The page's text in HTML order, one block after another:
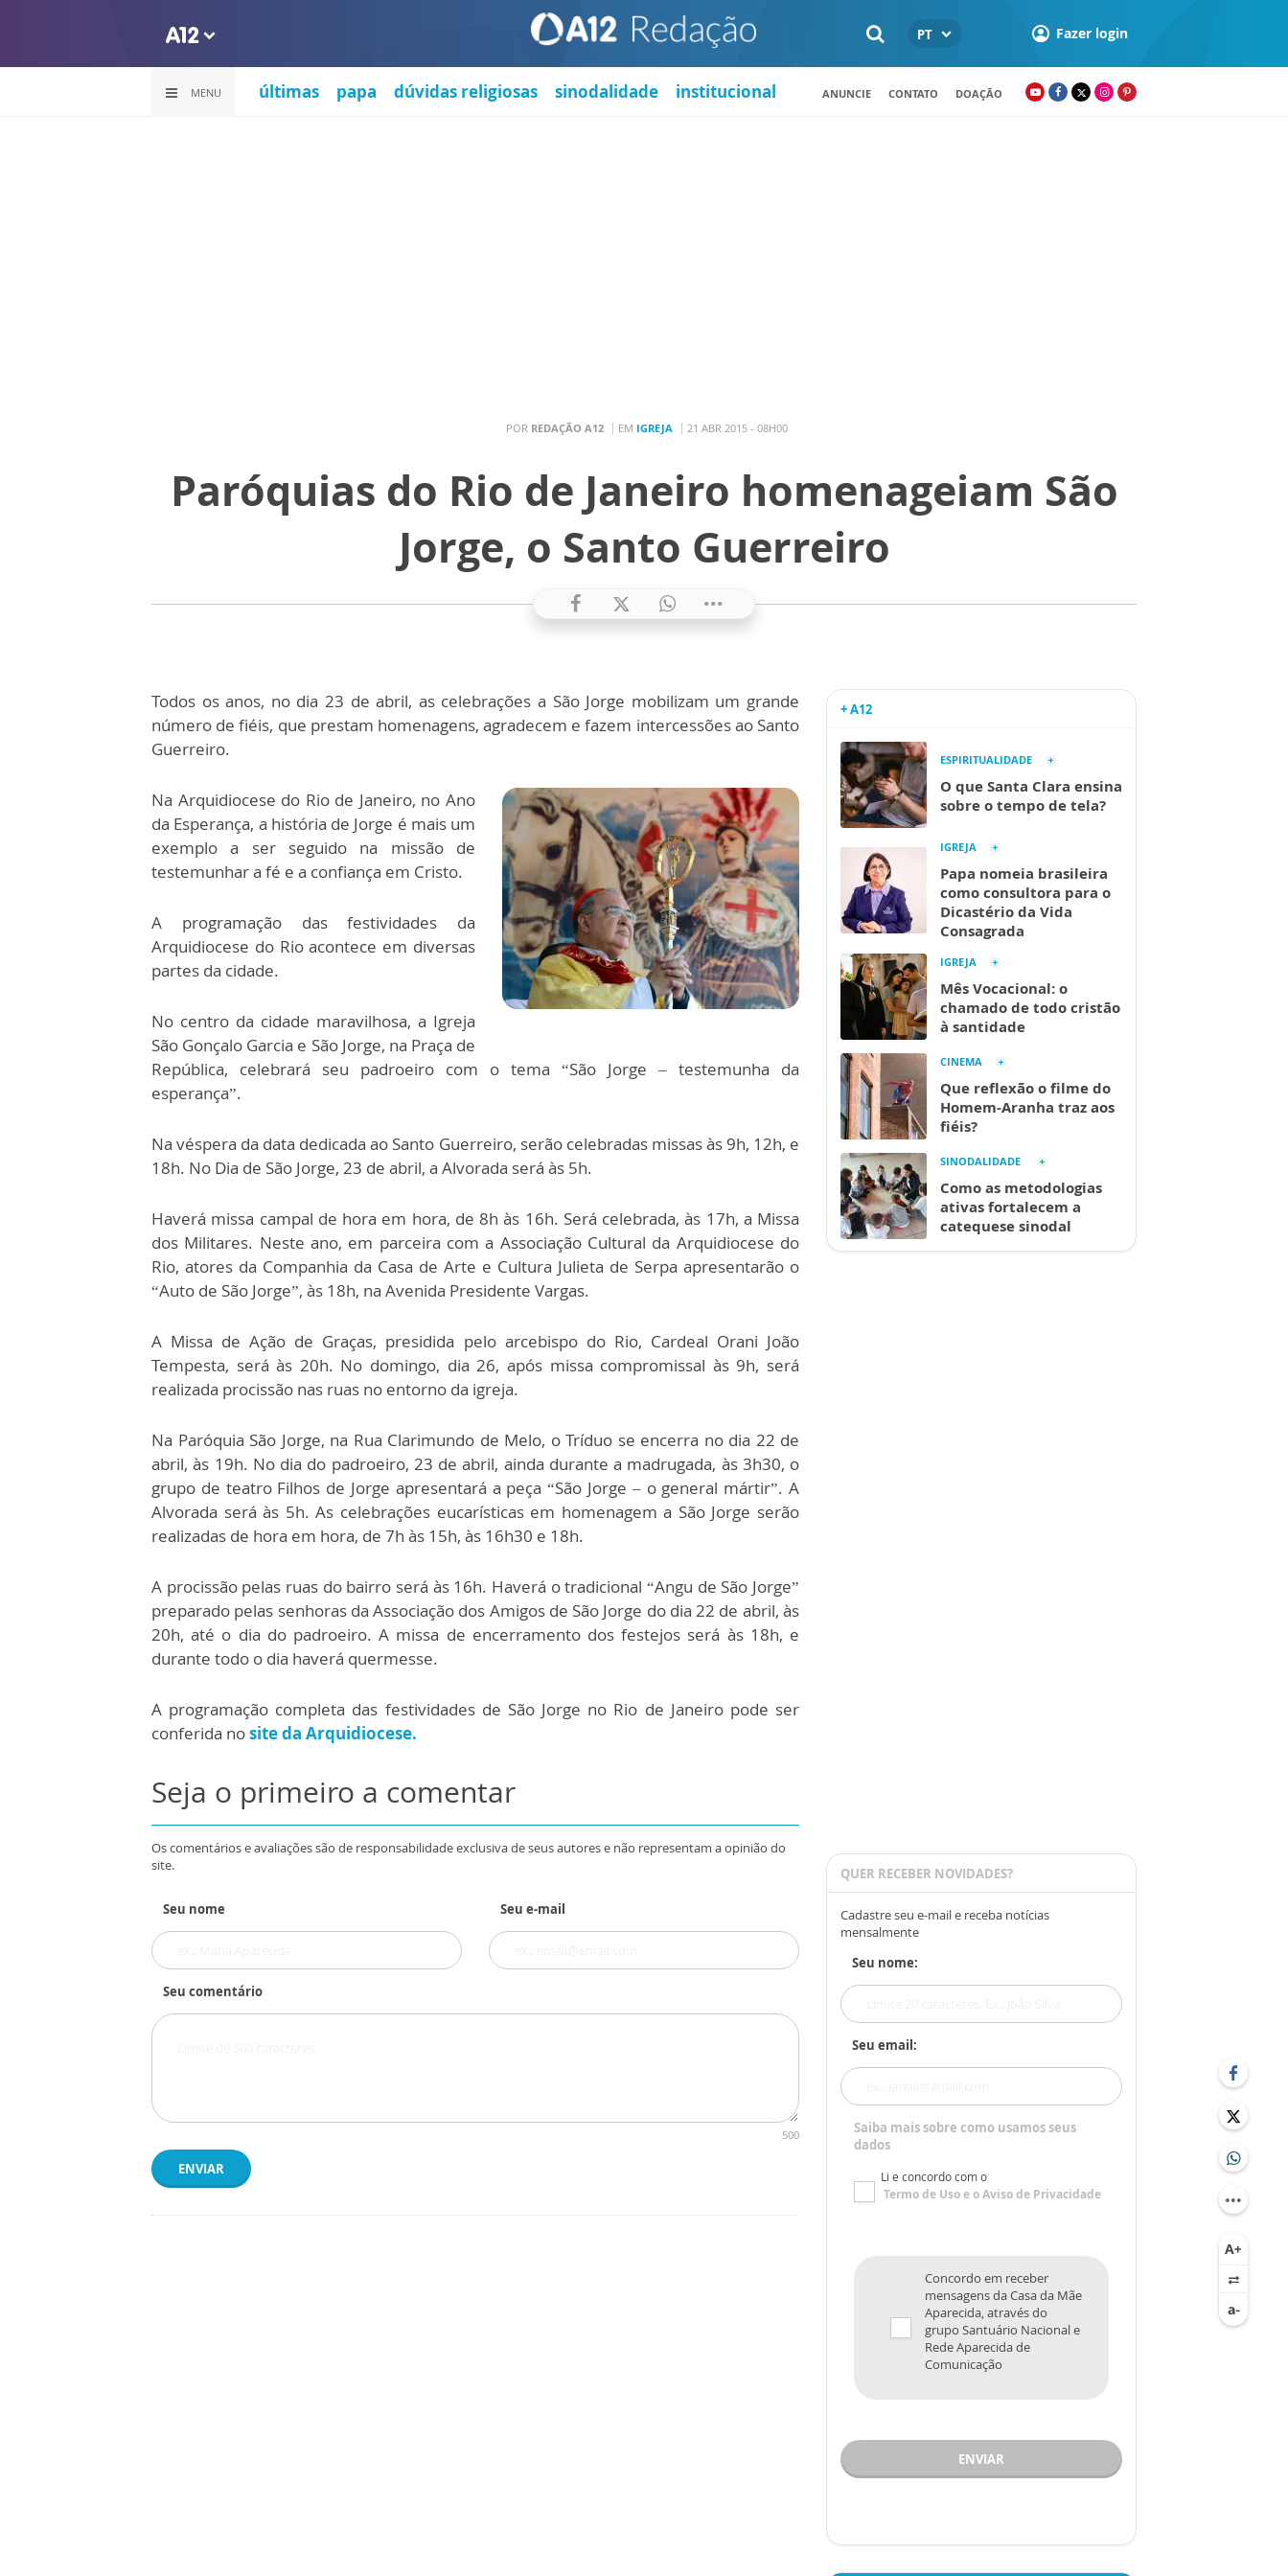
PT Fazer login
MENU últimas papa dúvidas religiosas sinodalidade institucional ANUNCIE CONTATO DOAÇÃO
POR REDAÇÃO A12 EM IGREJA 21 ABR 2015 - 08H00
Paróquias do Rio de Janeiro homenageiam São
Jorge, o Santo Guerreiro
Todos os anos, no dia 23 de abril, as celebrações a São Jorge mobilizam um grande
número de fiéis, que prestam homenagens, agradecem e fazem intercessões ao Santo
Guerreiro.
Na Arquidiocese do Rio de Janeiro, no Ano
da Esperança, a história de Jorge é mais um
exemplo a ser seguido na missão de
testemunhar a fé e a confiança em Cristo.
A programação das festividades da
Arquidiocese do Rio acontece em diversas
partes da cidade.
No centro da cidade maravilhosa, a Igreja
São Gonçalo Garcia e São Jorge, na Praça de
República, celebrará seu padroeiro com o tema “São Jorge – testemunha da
esperança”.
Na véspera da data dedicada ao Santo Guerreiro, serão celebradas missas às 9h, 12h, e
18h. No Dia de São Jorge, 23 de abril, a Alvorada será às 5h.
Haverá missa campal de hora em hora, de 8h às 16h. Será celebrada, às 17h, a Missa
dos Militares. Neste ano, em parceira com a Associação Cultural da Arquidiocese do
Rio, atores da Companhia da Casa de Arte e Cultura Julieta de Serpa apresentarão o
“Auto de São Jorge”, às 18h, na Avenida Presidente Vargas.
A Missa de Ação de Graças, presidida pelo arcebispo do Rio, Cardeal Orani João
Tempesta, será às 20h. No domingo, dia 26, após missa compromissal às 9h, será
realizada procissão nas ruas no entorno da igreja.
Na Paróquia São Jorge, na Rua Clarimundo de Melo, o Tríduo se encerra no dia 22 de
abril, às 19h. No dia do padroeiro, 23 de abril, ainda durante a madrugada, às 3h30, o
grupo de teatro Filhos de Jorge apresentará a peça “São Jorge – o general mártir”. A
Alvorada será às 5h. As celebrações eucarísticas em homenagem a São Jorge serão
realizadas de hora em hora, de 7h às 15h, às 16h30 e 18h.
A procissão pelas ruas do bairro será às 16h. Haverá o tradicional “Angu de São Jorge”
preparado pelas senhoras da Associação dos Amigos de São Jorge do dia 22 de abril, às
20h, até o dia do padroeiro. A missa de encerramento dos festejos será às 18h, e
durante todo o dia haverá quermesse.
A programação completa das festividades de São Jorge no Rio de Janeiro pode ser
conferida nosite da Arquidiocese.
Seja o primeiro a comentar
Os comentários e avaliações são de responsabilidade exclusiva de seus autores e não representam a opinião do
site.
Seu nome Seu e-mail
Seu comentário
500
ENVIAR
+ A12
ESPIRITUALIDADE
O que Santa Clara ensina
sobre o tempo de tela?
IGREJA
Papa nomeia brasileira
como consultora para o
Dicastério da Vida
Consagrada
IGREJA
Mês Vocacional: o
chamado de todo cristão
à santidade
CINEMA
Que reflexão o filme do
Homem-Aranha traz aos
fiéis?
SINODALIDADE
Como as metodologias
ativas fortalecem a
catequese sinodal
QUER RECEBER NOVIDADES?
Cadastre seu e-mail e receba notícias
mensalmente
Seu nome:
Seu email:
Saiba mais sobre como usamos seus
dados
Li e concordo com o
Termo de Usoe oAviso de Privacidade
Concordo em receber
mensagens da Casa da Mãe
Aparecida, através do
grupo Santuário Nacional e
Rede Aparecida de
Comunicação
ENVIAR